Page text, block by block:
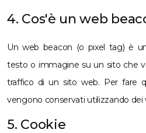
4. Cos'è un web
Un web beacon (o pixel tag) è
testo o immagine su un sito che
traffico di un sito web. Per fare
vengono conservati utilizzando dei
5. Cookie